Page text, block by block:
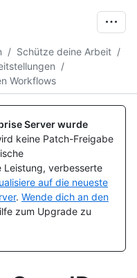
/ Schütze deine Arbeit /
/
Workflows
Server wurde
keine Patch-Freigabe
Leistung, verbesserte
auf die neueste
. Wende dich an den
zum Upgrade zu